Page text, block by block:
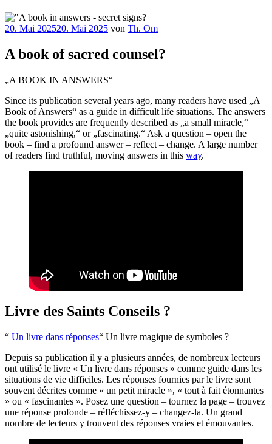
Veröffentlicht
20. Mai 202520. Mai 2025 von Th. Om
A book of sacred counsel?
„A BOOK IN ANSWERS“
Since its publication several years ago, many readers have used „A
Book of Answers“ as a guide in difficult life situations. The answers
the book provides are frequently described as „a small miracle,“
„quite astonishing,“ or „fascinating.“ Ask a question – open the
book – find a profound answer – reflect – change. A large number
of readers find truthful, moving answers in this way.
Livre des Saints Conseils ?
“ Un livre dans réponses“ Un livre magique de symboles ?
Depuis sa publication il y a plusieurs années, de nombreux lecteurs
ont utilisé le livre « Un livre dans réponses » comme guide dans les
situations de vie difficiles. Les réponses fournies par le livre sont
souvent décrites comme « un petit miracle », « tout à fait étonnantes
» ou « fascinantes ». Posez une question – tournez la page – trouvez
une réponse profonde – réfléchissez-y – changez-la. Un grand
nombre de lecteurs y trouvent des réponses vraies et émouvantes.